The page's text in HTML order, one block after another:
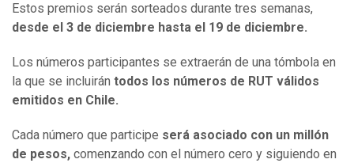
Estos premios serán sorteados durante tres semanas,
desde el 3 de diciembre hasta el 19 de diciembre.
Los números participantes se extraerán de una tómbola en
la que se incluirán todos los números de RUT válidos
emitidos en Chile.
Cada número que participe será asociado con un millón
de pesos, comenzando con el número cero y siguiendo en